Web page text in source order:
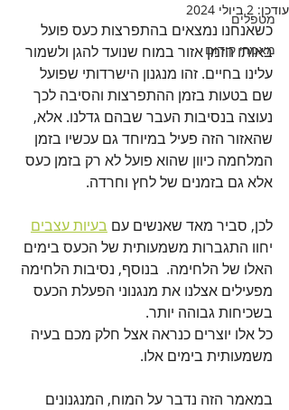
מטפלים
מאמרי קידום
עודכן: 2 ביולי 2024
כשאנחנו נמצאים בהתפרצות כעס פועל
באותו הזמן אזור במוח שנועד להגן ולשמור
עלינו בחיים. זהו מנגנון הישרדותי שפועל
שם בטעות בזמן ההתפרצות והסיבה לכך
נעוצה בנסיבות העבר שבהם גדלנו. אלא,
שהאזור הזה פעיל במיוחד גם עכשיו בזמן
המלחמה כיוון שהוא פועל לא רק בזמן כעס
אלא גם בזמנים של לחץ וחרדה.
לכן, סביר מאד שאנשים עם בעיות עצבים
יחוו התגברות משמעותית של הכעס בימים
האלו של הלחימה.  בנוסף, נסיבות הלחימה
מפעילים אצלנו את מנגנוני הפעלת הכעס
בשכיחות גבוהה יותר.
כל אלו יוצרים כנראה אצל חלק מכם בעיה
משמעותית בימים אלו.
במאמר הזה נדבר על המוח, המנגנונים